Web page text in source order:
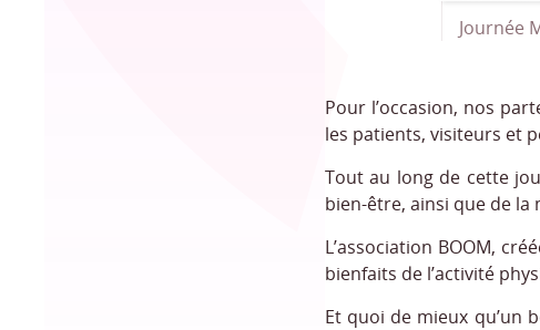
Journée
Pour l’occasion, nos
les patients, visiteurs et
Tout au long de cette
bien-être, ainsi que de
L’association BOOM,
bienfaits de l’activité
Et quoi de mieux qu’un